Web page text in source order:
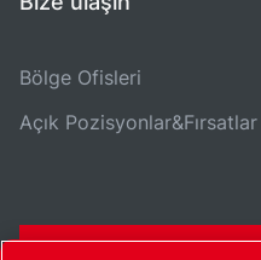
Bölge Ofisleri
Açık Pozisyonlar&Fırsatlar